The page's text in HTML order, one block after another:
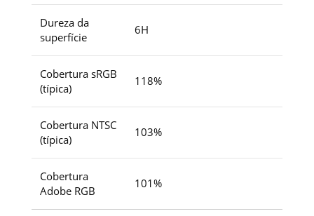
Dureza da
superfície
6H
Cobertura sRGB
(típica)
118%
Cobertura NTSC
(típica)
103%
Cobertura
Adobe RGB
101%